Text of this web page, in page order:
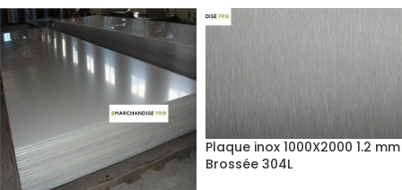
Plaque inox 1000X2000 1.2 mm
Brossée 304L